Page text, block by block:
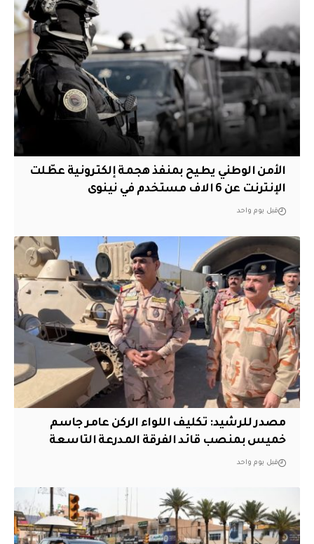
الأمن الوطني يطيح بمنفذ هجمة إلكترونية عطّلت
الإنترنت عن 6 الاف مستخدم في نينوى
قبل يوم واحد
مصدر للرشيد: تكليف اللواء الركن عامر جاسم
خميس بمنصب قائد الفرقة المدرعة التاسعة
قبل يوم واحد